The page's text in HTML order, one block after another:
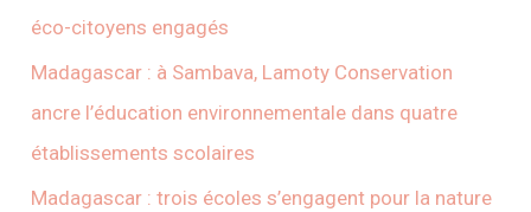
éco-citoyens engagés
Madagascar : à Sambava, Lamoty Conservation
ancre l’éducation environnementale dans quatre
établissements scolaires
Madagascar : trois écoles s’engagent pour la nature